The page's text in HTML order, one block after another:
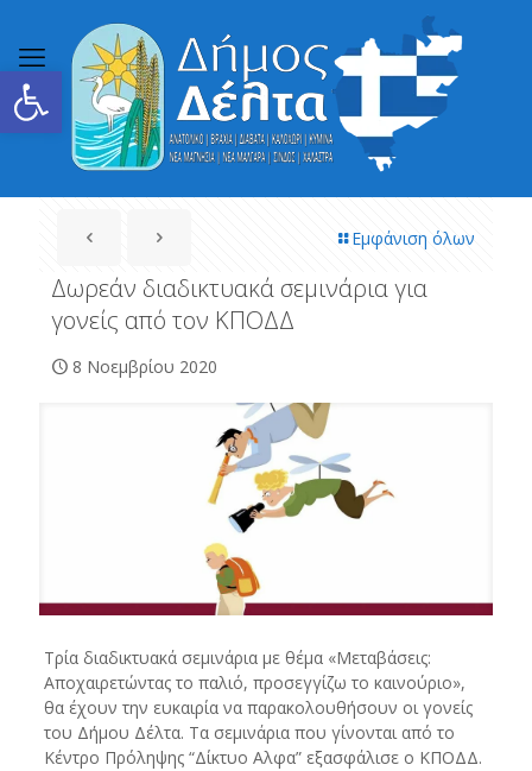
Ανοίξτε τη γραμμή εργαλείων
Εμφάνιση όλων
Δωρεάν διαδικτυακά σεμινάρια για
γονείς από τον ΚΠΟΔΔ
8 Νοεμβρίου 2020
Τρία διαδικτυακά σεμινάρια με θέμα «Μεταβάσεις:
Αποχαιρετώντας το παλιό, προσεγγίζω το καινούριο»,
θα έχουν την ευκαιρία να παρακολουθήσουν οι γονείς
του Δήμου Δέλτα. Τα σεμινάρια που γίνονται από το
Κέντρο Πρόληψης “Δίκτυο Αλφα” εξασφάλισε ο ΚΠΟΔΔ.